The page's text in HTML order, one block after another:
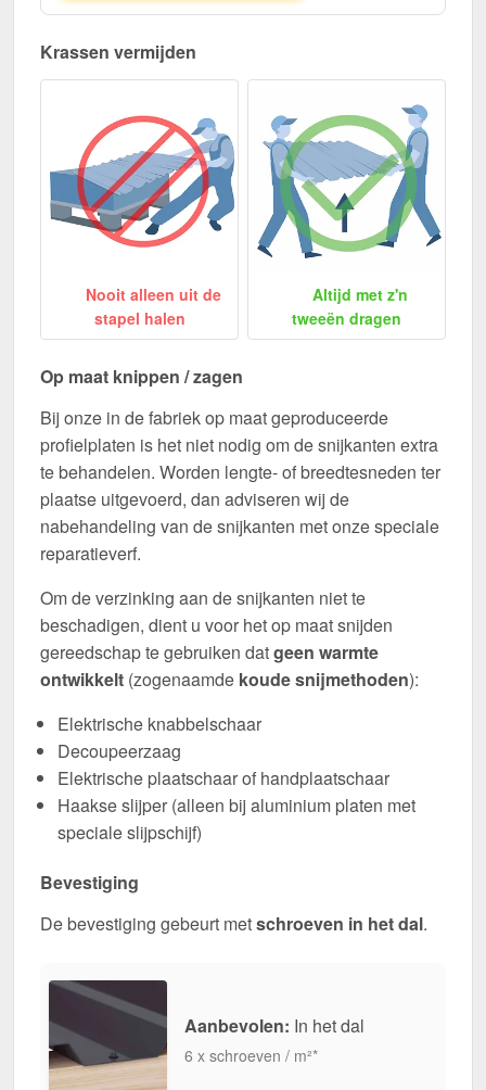
Krassen vermijden
Nooit alleen uit de
stapel halen
Altijd met z'n
tweeën dragen
Op maat knippen / zagen
Bij onze in de fabriek op maat geproduceerde
profielplaten is het niet nodig om de snijkanten extra
te behandelen. Worden lengte- of breedtesneden ter
plaatse uitgevoerd, dan adviseren wij de
nabehandeling van de snijkanten met onze speciale
reparatieverf.
Om de verzinking aan de snijkanten niet te
beschadigen, dient u voor het op maat snijden
gereedschap te gebruiken datgeen warmte
ontwikkelt (zogenaamde koude snijmethoden):
Elektrische knabbelschaar
Decoupeerzaag
Elektrische plaatschaar of handplaatschaar
Haakse slijper (alleen bij aluminium platen met
speciale slijpschijf)
Bevestiging
De bevestiging gebeurt metschroeven in het dal.
Aanbevolen: In het dal
6 x schroeven / m²*